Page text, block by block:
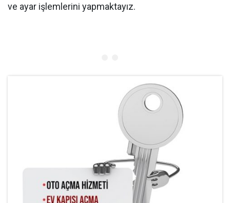
ve ayar işlemlerini yapmaktayız.